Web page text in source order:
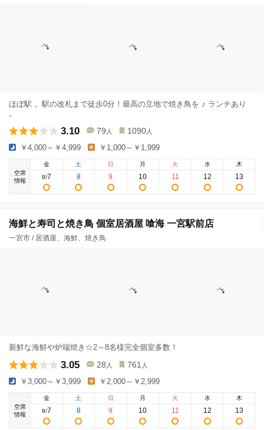
ほぼ駅 。駅の改札まで徒歩0分！最高の立地で焼き鳥を ♪ ランチあり
。
3.10 79 人 1090 人
￥4,000～￥4,999 ￥1,000～￥1,999
空席
情報
金
8/7
土
8
日
9
月
10
火
11
水
12
木
13
海鮮と寿司と焼き鳥 個室居酒屋 喰海 一宮駅前店
一宮市 / 居酒屋、海鮮、焼き鳥
新鮮な海鮮や炉端焼き☆2～8名様完全個室多数！
3.05 28 人 761 人
￥3,000～￥3,999 ￥2,000～￥2,999
空席
情報
金
8/7
土
8
日
9
月
10
火
11
水
12
木
13